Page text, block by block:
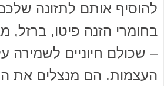
להוסיף אותם לתזונה
– שכולם חיוניים לשמירה
העצמות. הם מנצלים את